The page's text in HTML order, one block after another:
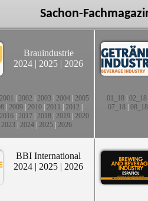
Sachon-
Brauindustrie
2024 | 2025 | 2026
2001 2002 2003 2004 2005
2009 2010 2011 2012
2016 2017 2018 2019 2020
2023| 2024| 2025| 2026
01_18| 02_18
07_18 08_18
BBI International
2024 | 2025 | 2026